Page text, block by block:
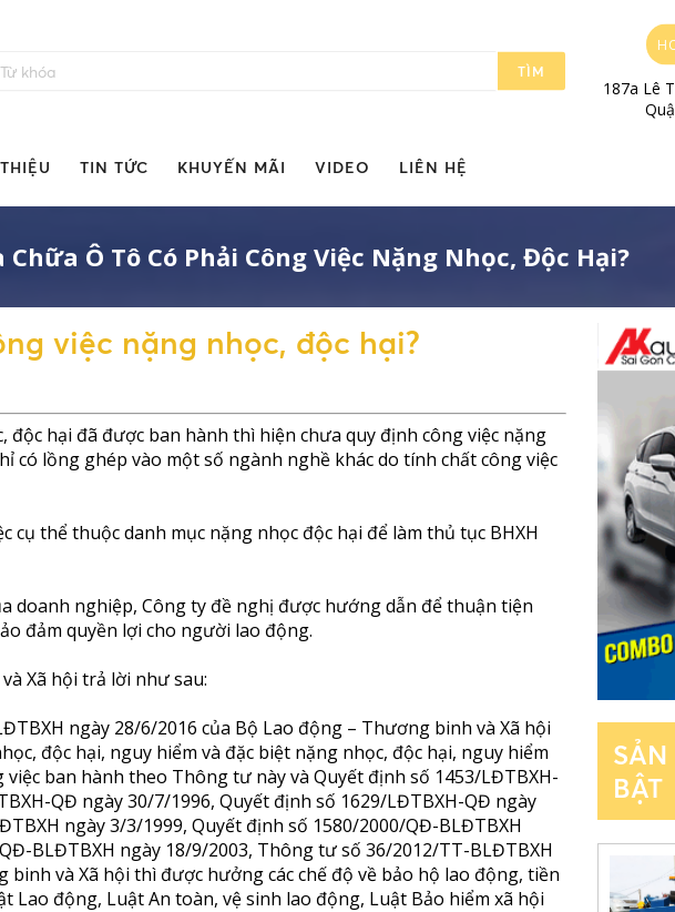
TÌM
187a Lê
TIN TỨC KHUYẾN MÃI VIDEO LIÊN HỆ
Chữa Ô Tô Có Phải Công Việc Nặng Nhọc, Độc Hại?
việc nặng nhọc, độc hại?
độc hại đã được ban hành thì hiện chưa quy định công việc nặng
có lồng ghép vào một số ngành nghề khác do tính chất công việc
cụ thể thuộc danh mục nặng nhọc độc hại để làm thủ tục BHXH
doanh nghiệp, Công ty đề nghị được hướng dẫn để thuận tiện
đảm quyền lợi cho người lao động.
Xã hội trả lời như sau:
ngày 28/6/2016 của Bộ Lao động – Thương binh và Xã hội
độc hại, nguy hiểm và đặc biệt nặng nhọc, độc hại, nguy hiểm
ban hành theo Thông tư này và Quyết định số 1453/LĐTBXH-
QĐ ngày 30/7/1996, Quyết định số 1629/LĐTBXH-QĐ ngày
ngày 3/3/1999, Quyết định số 1580/2000/QĐ-BLĐTBXH
BLĐTBXH ngày 18/9/2003, Thông tư số 36/2012/TT-BLĐTBXH
và Xã hội thì được hưởng các chế độ về bảo hộ lao động, tiền
Lao động, Luật An toàn, vệ sinh lao động, Luật Bảo hiểm xã hội
BẬT